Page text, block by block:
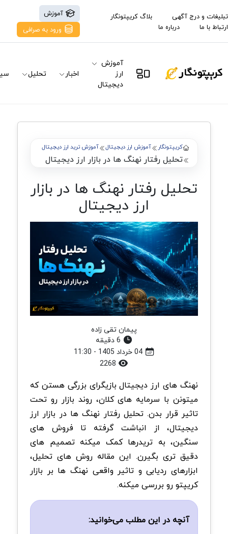
تبلیغات و درج آگهی
بلاگ کریپتونگار
ارتباط با ما
درباره ما
آموزش
ورود به صرافی
آموزش
ارز
دیجیتال
اخبار تحلیل
کریپتونگار آموزش ارز دیجیتال آموزش ترید ارز دیجیتال
تحلیل رفتار نهنگ ها در بازار ارز دیجیتال
تحلیل رفتار نهنگ ها در بازار
ارز دیجیتال
پیمان تقی زاده
04 خرداد 1405 - 11:30
نهنگ های ارز دیجیتال بازیگرای بزرگی هستن که
میتونن با سرمایه های کلان، روند بازار رو تحت
تاثیر قرار بدن. تحلیل رفتار نهنگ ها در بازار ارز
دیجیتال، از انباشت گرفته تا فروش های
سنگین، به تریدرها کمک میکنه تصمیم های
دقیق تری بگیرن. این مقاله روش های تحلیل،
ابزارهای ردیابی و تاثیر واقعی نهنگ ها بر بازار
کریپتو رو بررسی میکنه.
آنچه در این مطلب می‌خوانید: